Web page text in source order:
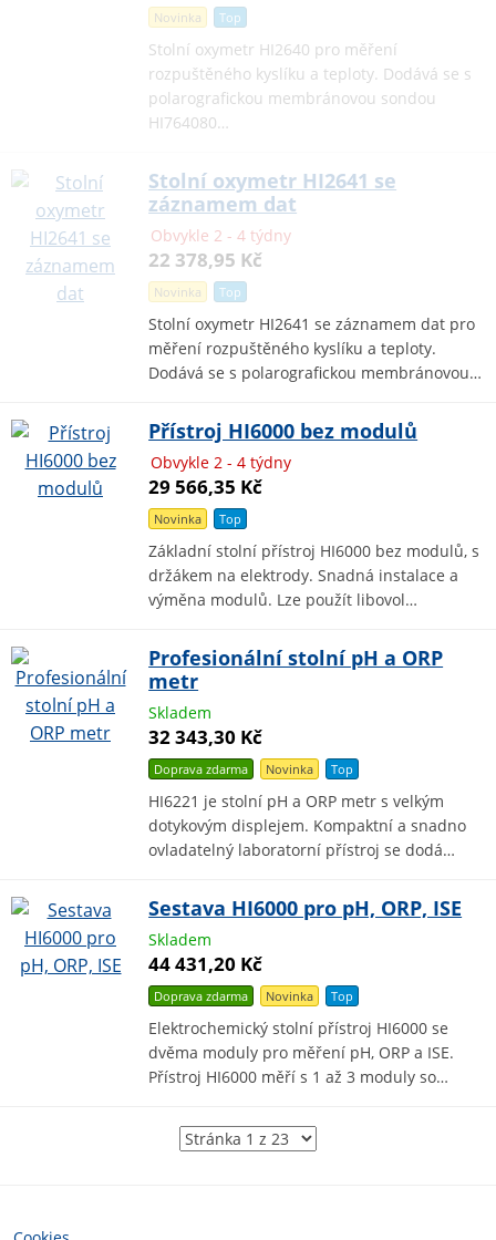
Novinka Top
Stolní oxymetr HI2640 pro měření
rozpuštěného kyslíku a teploty. Dodává se s
polarografickou membránovou sondou
HI764080…
Stolní oxymetr HI2641 se
záznamem dat
Obvykle 2 - 4 týdny
22 378,95 Kč
Novinka Top
Stolní oxymetr HI2641 se záznamem dat pro
měření rozpuštěného kyslíku a teploty.
Dodává se s polarografickou membránovou…
Přístroj HI6000 bez modulů
Obvykle 2 - 4 týdny
29 566,35 Kč
Novinka Top
Základní stolní přístroj HI6000 bez modulů, s
držákem na elektrody. Snadná instalace a
výměna modulů. Lze použít libovol…
Profesionální stolní pH a ORP
metr
Skladem
32 343,30 Kč
Doprava zdarma Novinka Top
HI6221 je stolní pH a ORP metr s velkým
dotykovým displejem. Kompaktní a snadno
ovladatelný laboratorní přístroj se dodá…
Sestava HI6000 pro pH, ORP, ISE
Skladem
44 431,20 Kč
Doprava zdarma Novinka Top
Elektrochemický stolní přístroj HI6000 se
dvěma moduly pro měření pH, ORP a ISE.
Přístroj HI6000 měří s 1 až 3 moduly so…